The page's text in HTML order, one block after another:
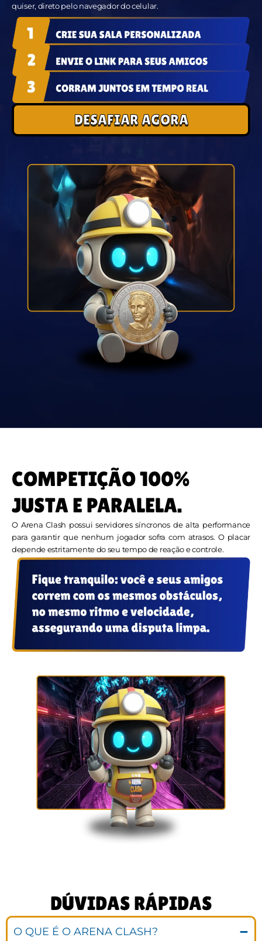
quiser, direto pelo navegador do celular.
DESAFIAR AGORA
COMPETIÇÃO 100%
JUSTA E PARALELA.
O Arena Clash possui servidores síncronos de alta performance
para garantir que nenhum jogador sofra com atrasos. O placar
depende estritamente do seu tempo de reação e controle.
DÚVIDAS RÁPIDAS
O QUE É O ARENA CLASH?